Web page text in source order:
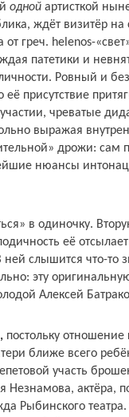
одной артисткой
ждёт визитёр
греч. helenos-
патетики и
Ровный и
присутствие
чреватые
выражая
дрожи: сам
нюансы
в одиночку.
её
слышится что-то
эту
Алексей
постольку
ближе всего
участь
Незнамова, актёра,
Рыбинского